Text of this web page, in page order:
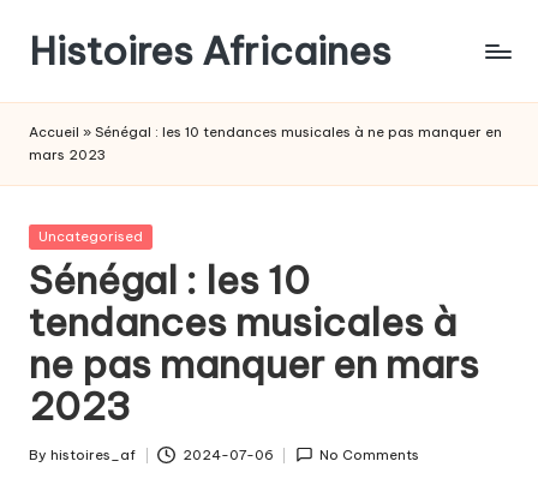
Histoires Africaines
Accueil » Sénégal : les 10 tendances musicales à ne pas manquer en
mars 2023
Posted
Uncategorised
Sénégal : les 10
tendances musicales à
ne pas manquer en mars
2023
Posted
By histoires_af 2024-07-06 No Comments